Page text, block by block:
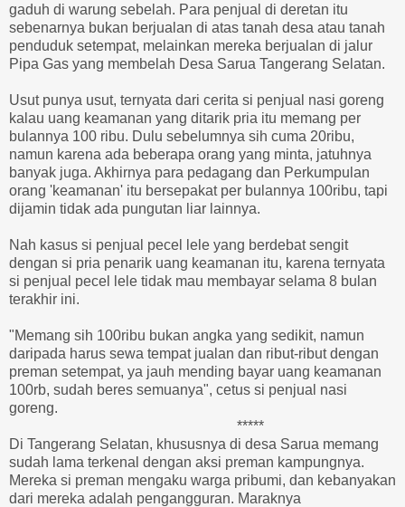
gaduh di warung sebelah. Para penjual di deretan itu
sebenarnya bukan berjualan di atas tanah desa atau tanah
penduduk setempat, melainkan mereka berjualan di jalur
Pipa Gas yang membelah Desa Sarua Tangerang Selatan.
Usut punya usut, ternyata dari cerita si penjual nasi goreng
kalau uang keamanan yang ditarik pria itu memang per
bulannya 100 ribu. Dulu sebelumnya sih cuma 20ribu,
namun karena ada beberapa orang yang minta, jatuhnya
banyak juga. Akhirnya para pedagang dan Perkumpulan
orang 'keamanan' itu bersepakat per bulannya 100ribu, tapi
dijamin tidak ada pungutan liar lainnya.
Nah kasus si penjual pecel lele yang berdebat sengit
dengan si pria penarik uang keamanan itu, karena ternyata
si penjual pecel lele tidak mau membayar selama 8 bulan
terakhir ini.
"Memang sih 100ribu bukan angka yang sedikit, namun
daripada harus sewa tempat jualan dan ribut-ribut dengan
preman setempat, ya jauh mending bayar uang keamanan
100rb, sudah beres semuanya", cetus si penjual nasi
goreng.
*****
Di Tangerang Selatan, khususnya di desa Sarua memang
sudah lama terkenal dengan aksi preman kampungnya.
Mereka si preman mengaku warga pribumi, dan kebanyakan
dari mereka adalah pengangguran. Maraknya